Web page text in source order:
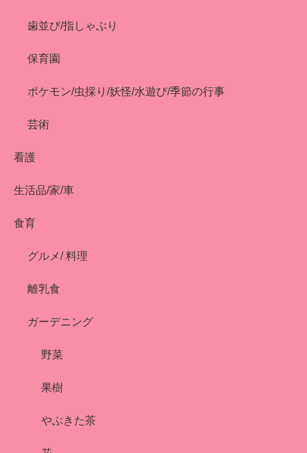
歯並び/指しゃぶり
保育園
ポケモン/虫採り/妖怪/水遊び/季節の行事
芸術
看護
生活品/家/車
食育
グルメ/ 料理
離乳食
ガーデニング
野菜
果樹
やぶきた茶